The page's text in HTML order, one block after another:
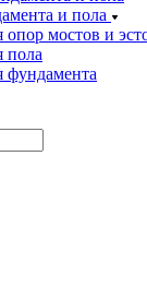
и пола
мостов и
пола
фундамента